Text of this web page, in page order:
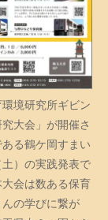
境研究所ギビン
大会」が開催さ
る鶴ケ岡すまい
）の実践発表で
会は数ある保育
の学びに繋が